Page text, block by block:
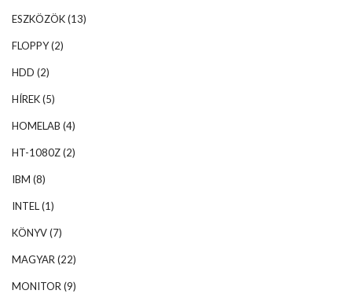
ESZKÖZÖK(13)
FLOPPY(2)
HDD (2)
HÍREK(5)
HOMELAB (4)
HT-1080Z(2)
IBM (8)
INTEL(1)
KÖNYV(7)
MAGYAR(22)
MONITOR(9)